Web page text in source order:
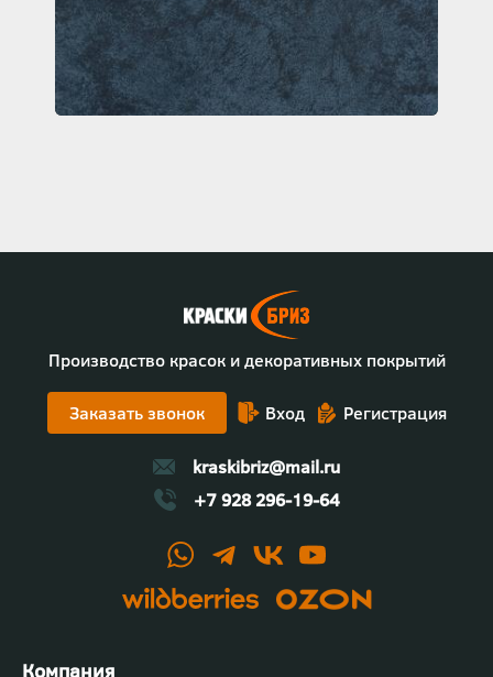
Производство красок и декоративных покрытий
Заказать звонок Вход Регистрация
kraskibriz@mail.ru
+7 928 296-19-64